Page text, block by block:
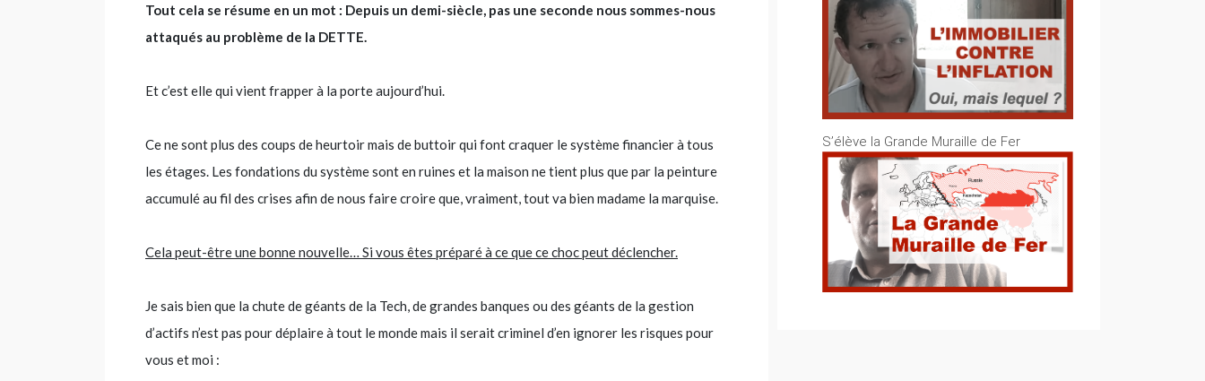
Tout cela se résume en un mot : Depuis un demi-siècle, pas une seconde nous sommes-nous
attaqués au problème de la DETTE.
Et c’est elle qui vient frapper à la porte aujourd’hui.
Ce ne sont plus des coups de heurtoir mais de buttoir qui font craquer le système financier à tous
les étages. Les fondations du système sont en ruines et la maison ne tient plus que par la peinture
accumulé au fil des crises afin de nous faire croire que, vraiment, tout va bien madame la marquise.
Cela peut-être une bonne nouvelle… Si vous êtes préparé à ce que ce choc peut déclencher.
Je sais bien que la chute de géants de la Tech, de grandes banques ou des géants de la gestion
d’actifs n’est pas pour déplaire à tout le monde mais il serait criminel d’en ignorer les risques pour
vous et moi :
S’élève la Grande Muraille de Fer